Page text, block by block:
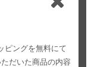
ピングを無料にて
だいた商品の内容